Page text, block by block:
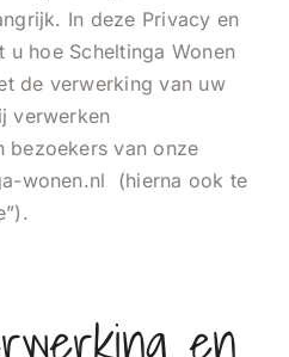
In deze Privacy en
u hoe Scheltinga Wonen
de verwerking van uw
verwerken
bezoekers van onze
wonen.nl (hierna ook te